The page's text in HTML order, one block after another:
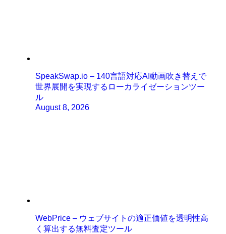
SpeakSwap.io – 140言語対応AI動画吹き替えで
世界展開を実現するローカライゼーションツー
ル
August 8, 2026
WebPrice – ウェブサイトの適正価値を透明性高
く算出する無料査定ツール